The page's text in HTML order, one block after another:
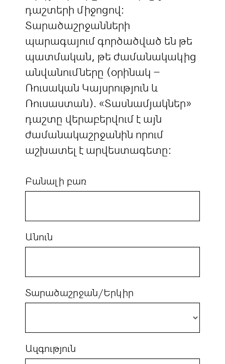
դաշտերի միջոցով:
Տարածաշրջանների
պարագայում գործածված են թե
պատմական, թե ժամանակակից
անվանումները (օրինակ –
Ռուսական Կայսրություն և
Ռուսաստան). «Տասնամյակներ»
դաշտը վերաբերվում է այն
ժամանակաշրջանին որում
աշխատել է արվեստագետը:
Բանալի բառ
Անուն
Տարածաշրջան/Երկիր
Ազգություն